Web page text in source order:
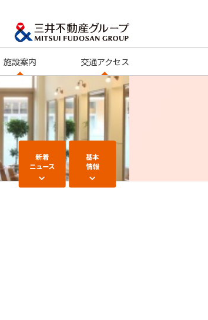
施設案内 交通アクセス
新着
ニュース
基本
情報